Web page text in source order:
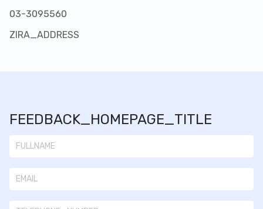
03-3095560
ZIRA_ADDRESS
FEEDBACK_HOMEPAGE_TITLE